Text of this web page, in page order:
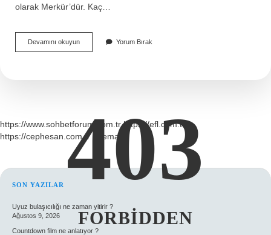
olarak Merkür’dür. Kaç…
Devamını okuyunInsanlarin
Üzerinde
Yorum Bırak
https://www.sohbetforum.com.tr https://efl.com.tr
https://cephesan.com.tr Sitemap
SIDEBAR
SON YAZILAR
Uyuz bulaşıcılığı ne zaman yitirir ?
Ağustos 9, 2026
Countdown film ne anlatıyor ?
403
FORBIDDEN